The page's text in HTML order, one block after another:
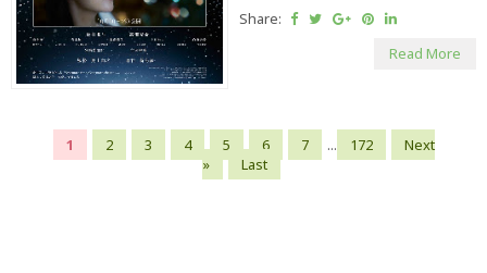
Share:
Read More
1 2 3 4 5 6 7 ... 172
Next
»
Last